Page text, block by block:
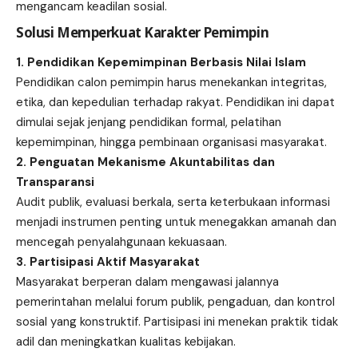
mengancam keadilan sosial.
Solusi Memperkuat Karakter Pemimpin
1. Pendidikan Kepemimpinan Berbasis Nilai Islam
Pendidikan calon pemimpin harus menekankan integritas,
etika, dan kepedulian terhadap rakyat. Pendidikan ini dapat
dimulai sejak jenjang pendidikan formal, pelatihan
kepemimpinan, hingga pembinaan organisasi masyarakat.
2. Penguatan Mekanisme Akuntabilitas dan
Transparansi
Audit publik, evaluasi berkala, serta keterbukaan informasi
menjadi instrumen penting untuk menegakkan amanah dan
mencegah penyalahgunaan kekuasaan.
3. Partisipasi Aktif Masyarakat
Masyarakat berperan dalam mengawasi jalannya
pemerintahan melalui forum publik, pengaduan, dan kontrol
sosial yang konstruktif. Partisipasi ini menekan praktik tidak
adil dan meningkatkan kualitas kebijakan.